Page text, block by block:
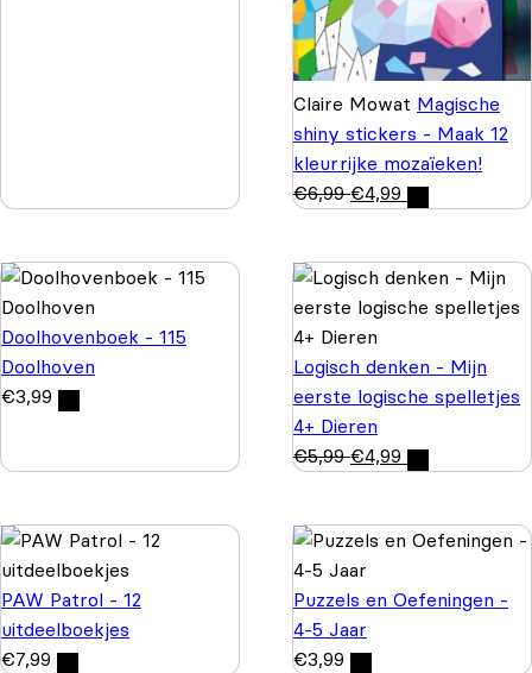
Claire Mowat Magische
shiny stickers - Maak 12
kleurrijke mozaïeken!
€6,99 €4,99
Doolhovenboek - 115
Doolhoven
€3,99
Logisch denken - Mijn
eerste logische spelletjes
4+ Dieren
€5,99 €4,99
PAW Patrol - 12
uitdeelboekjes
€7,99
Puzzels en Oefeningen -
4-5 Jaar
€3,99